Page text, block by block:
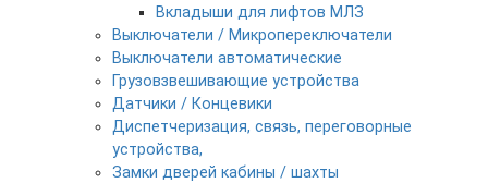
Вкладыши для лифтов МЛЗ
Выключатели / Микропереключатели
Выключатели автоматические
Грузовзвешивающие устройства
Датчики / Концевики
Диспетчеризация, связь, переговорные
устройства,
Замки дверей кабины / шахты